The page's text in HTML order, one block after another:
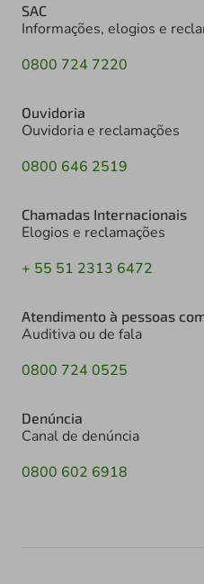
SAC
Informações, elogios e
0800 724 7220
Ouvidoria
Ouvidoria e reclamações
0800 646 2519
Chamadas Internacionais
Elogios e reclamações
+ 55 51 2313 6472
Atendimento à pessoas
Auditiva ou de fala
0800 724 0525
Denúncia
Canal de denúncia
0800 602 6918